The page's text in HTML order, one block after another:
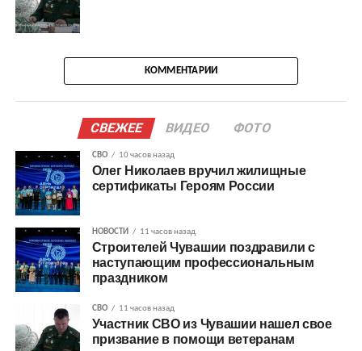
КОММЕНТАРИИ
СВЕЖЕЕ ВИДЕО ФОТО
СВО 10 часов назад
Олег Николаев вручил жилищные
сертификаты Героям России
НОВОСТИ 11 часов назад
Строителей Чувашии поздравили с
наступающим профессиональным
праздником
СВО 11 часов назад
Участник СВО из Чувашии нашел свое
призвание в помощи ветеранам